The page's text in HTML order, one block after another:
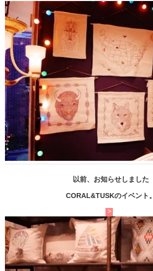
以前、お知らせしました
CORAL&TUSKのイベント。